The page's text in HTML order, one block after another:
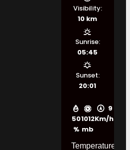
50
%
1012
mb
9
Km/h
Visibility:
10 km
Sunrise:
05:45
Sunset:
20:01